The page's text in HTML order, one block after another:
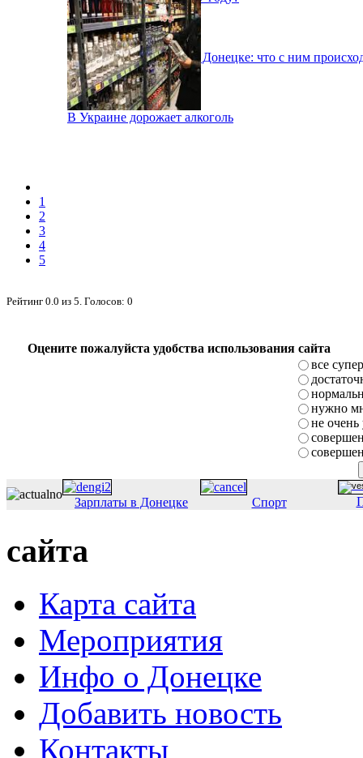
Рынок недвижимости в Донецке: что с ним
В Украине дорожает алкоголь
1
2
3
4
5
Рейтинг 0.0 из 5 . Голосов: 0
Оцените пожалуйста удобства использования сайта
все супер
нужно
не очень
Зарплаты в Донецке Спорт
сайта
Карта сайта
Мероприятия
Инфо о Донецке
Добавить новость
Контакты